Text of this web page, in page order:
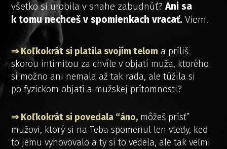
všetko si urobila v snahe zabudnúť?Ani sa
k tomu nechceš v spomienkach vracať. Viem.
⇒ Koľkokrát si platila svojím telom a príliš
skorou intimitou za chvíle v objatí muža, ktorého
si možno ani nemala až tak rada, ale túžila si
po fyzickom objatí a mužskej prítomnosti?
⇒ Koľkokrát si povedala “áno, môžeš prísť”
mužovi, ktorý si na Teba spomenul len vtedy, keď
to jemu vyhovovalo a ty si to vedela, ale tak veľmi